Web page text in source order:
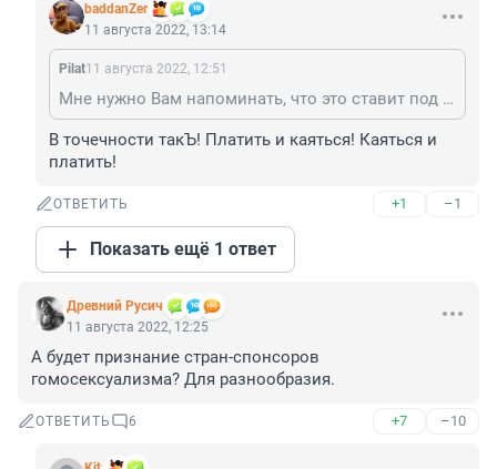
baddanZer
11 августа 2022, 13:14
Pilat11 августа 2022, 12:51
Мне нужно Вам напоминать, что это ставит под угрозу выплату неких......?
В точечности такЪ! Платить и каяться! Каяться и
платить!
ОТВЕТИТЬ +1 –1
Показать ещё 1 ответ
Древний Русич
11 августа 2022, 12:25
А будет признание стран-спонсоров
гомосексуализма? Для разнообразия.
ОТВЕТИТЬ 6 +7 –10